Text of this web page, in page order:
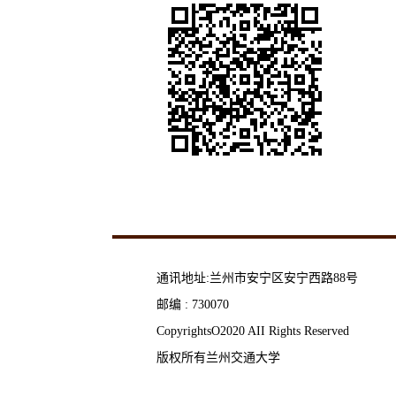
通讯地址:兰州市安宁区安宁西路88号
邮编 : 730070
CopyrightsO2020 AII Rights Reserved
版权所有兰州交通大学